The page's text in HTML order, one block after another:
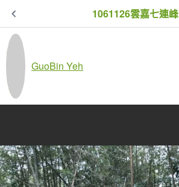
1061126雲嘉七連峰
GuoBin Yeh